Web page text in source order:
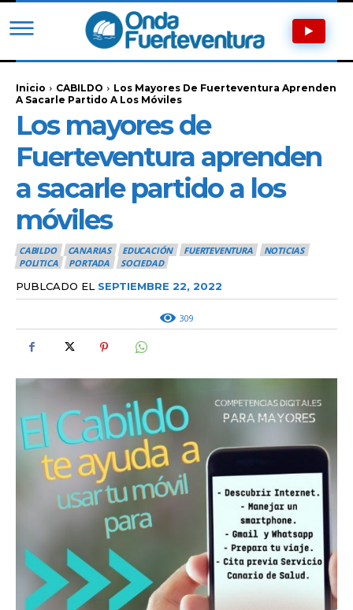
Inicio CABILDO
Los Mayores De Fuerteventura Aprenden
A Sacarle Partido A Los Móviles
Los mayores de
Fuerteventura aprenden
a sacarle partido a los
móviles
CABILDO CANARIAS EDUCACIÓN FUERTEVENTURA
NOTICIAS
POLITICA
PORTADA SOCIEDAD
PUBLCADO EL SEPTIEMBRE 22, 2022
309